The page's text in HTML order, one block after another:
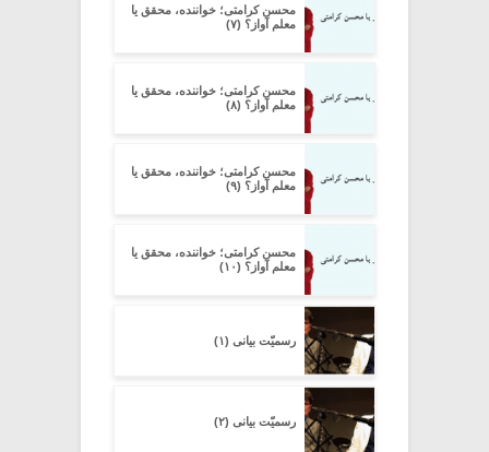
محسن کرامتی؛ خواننده، محقق یا
معلم آواز؟ (۷)
محسن کرامتی؛ خواننده، محقق یا
معلم آواز؟ (۸)
محسن کرامتی؛ خواننده، محقق یا
معلم آواز؟ (۹)
محسن کرامتی؛ خواننده، محقق یا
معلم آواز؟ (۱۰)
رسمیّت بیانی (۱)
رسمیّت بیانی (۲)